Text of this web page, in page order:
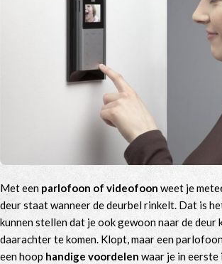
Met een parlofoon of videofoon weet je
deur staat wanneer de deurbel rinkelt. Dat is
kunnen stellen dat je ook gewoon naar de deur
daarachter te komen. Klopt, maar een
een hoop handige voordelen waar je in